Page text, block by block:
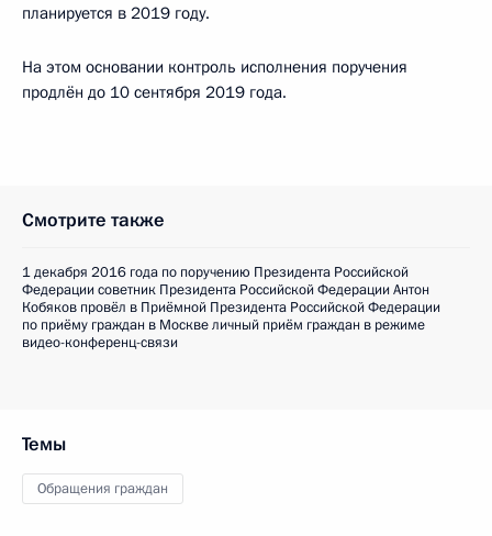
планируется в 2019 году.
На этом основании контроль исполнения поручения
продлён до 10 сентября 2019 года.
Смотрите также
1 декабря 2016 года по поручению Президента Российской
Федерации советник Президента Российской Федерации Антон
Кобяков провёл в Приёмной Президента Российской Федерации
по приёму граждан в Москве личный приём граждан в режиме
видео-конференц-связи
Темы
Обращения граждан